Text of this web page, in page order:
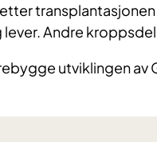
Andre
utviklingen av